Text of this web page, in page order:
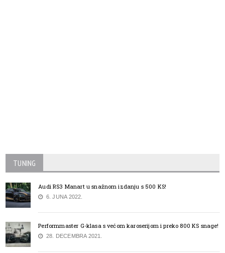
TUNING
Audi RS3 Manart u snažnom izdanju s 500 KS!
6. JUNA 2022.
Performmaster G-klasa s većom karoserijom i preko 800 KS snage!
28. DECEMBRA 2021.